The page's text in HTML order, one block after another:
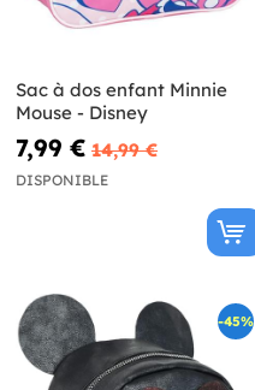
Sac à dos enfant Minnie
Mouse - Disney
7,99 € 14,99 €
DISPONIBLE
-45%